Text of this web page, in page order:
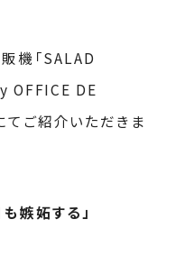
機「SALAD
OFFICE DE
てご紹介いただきま
嫉妬する」